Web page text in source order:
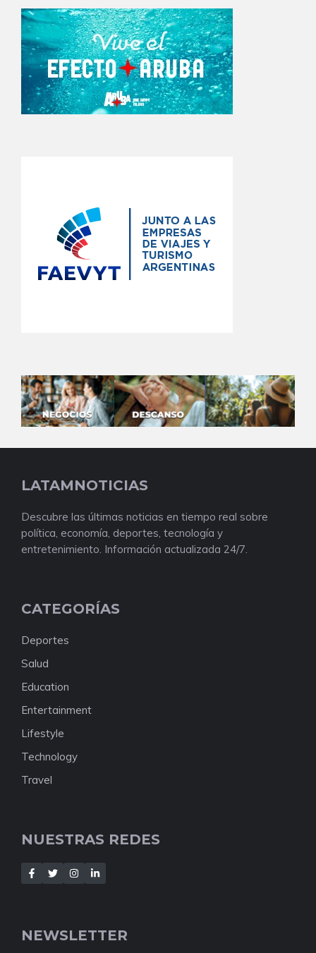
LATAMNOTICIAS
Descubre las últimas noticias en tiempo real sobre
política, economía, deportes, tecnología y
entretenimiento. Información actualizada 24/7.
CATEGORÍAS
Deportes
Salud
Education
Entertainment
Lifestyle
Technology
Travel
NUESTRAS REDES
NEWSLETTER